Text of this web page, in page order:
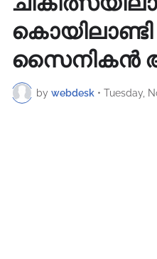
സൈനികൻ
by webdesk • Tuesday,